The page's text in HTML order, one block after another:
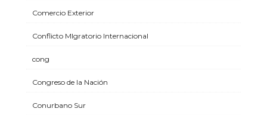
Comercio Exterior
Conflicto MIgratorio Internacional
cong
Congreso de la Nación
Conurbano Sur